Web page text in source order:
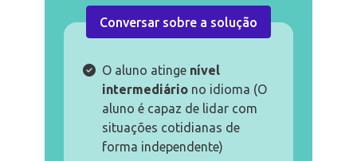
Conversar sobre a solução
O aluno atinge nível
intermediário no idioma (O
aluno é capaz de lidar com
situações cotidianas de
forma independente)